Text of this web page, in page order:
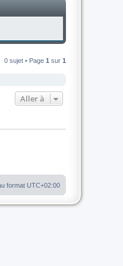
0 sujet • Page 1 sur 1
Aller à
format UTC+02:00